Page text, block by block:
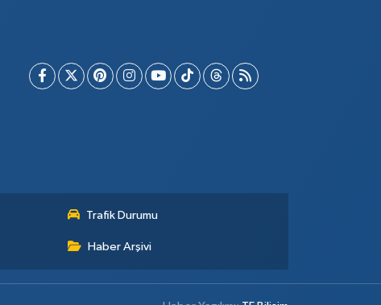
Trafik Durumu
Haber Arşivi